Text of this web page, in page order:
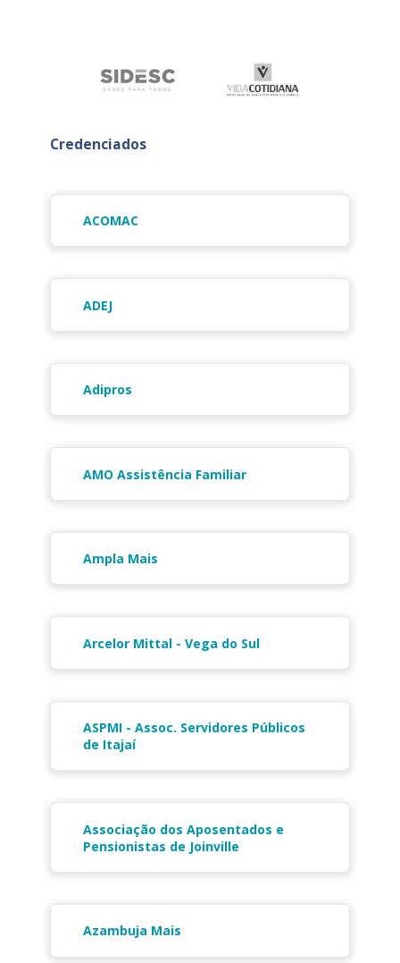
Credenciados
ACOMAC
ADEJ
Adipros
AMO Assistência Familiar
Ampla Mais
Arcelor Mittal - Vega do Sul
ASPMI - Assoc. Servidores Públicos
de Itajaí
Associação dos Aposentados e
Pensionistas de Joinville
Azambuja Mais